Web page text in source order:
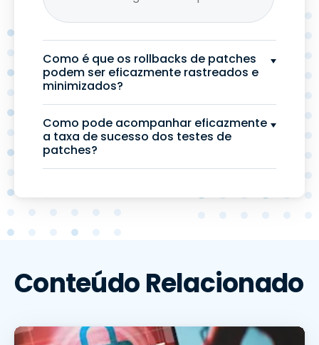
Como é que os rollbacks de patches
podem ser eficazmente rastreados e
minimizados?
Como pode acompanhar eficazmente
a taxa de sucesso dos testes de
patches?
Conteúdo Relacionado